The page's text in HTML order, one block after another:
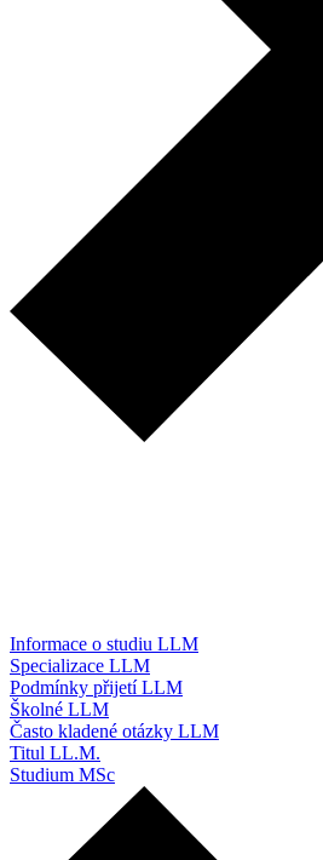
Informace o studiu LLM
Specializace LLM
Podmínky přijetí LLM
Školné LLM
Často kladené otázky LLM
Titul LL.M.
Studium MSc